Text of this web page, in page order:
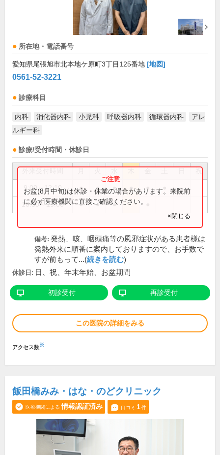
所在地・電話番号
愛知県尾張旭市北本地ケ原町3丁目125番地 [地図]
0561-52-3221
診療科目
内科 消化器内科 小児科 呼吸器内科 循環器内科
アレ
ルギー科
診療/受付時間・休診日
祝
9:00～12:10 ● ● ● ● ●
16:30～19:00 ● ● ●
お盆(8月中旬)は休診・休業の場合があります。来院前
に必ず医療機関に直接ご確認ください。
×閉じる
備考: 発熱、咳、咽頭痛等の風邪症状がある患者様は
発熱外来に順番に案内しておりますので、お手数で
すが前もって...(続きを読む)
休診日: 日、祝、年末年始、お盆期間
初診受付 再診受付
この医院の詳細をみる
アクセス数※
飯田橋みみ・はな・のどクリニック
医療機関による 情報認証済み 口コミ 1件